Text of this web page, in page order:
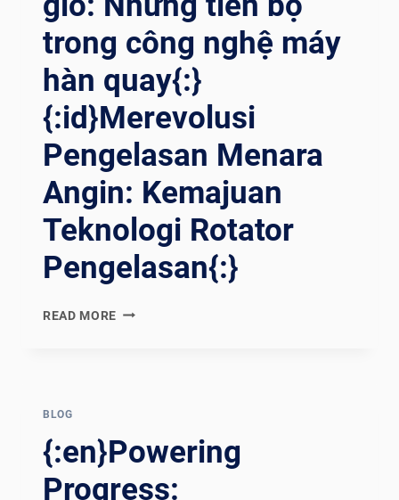
trong công nghệ máy
hàn quay{:}
{:id}Merevolusi
Pengelasan Menara
Angin: Kemajuan
Teknologi Rotator
Pengelasan{:}
READ MORE {:EN}REVOLUTIONIZING
ROTATOR
{:ES}REVOLUCIONANDO
BLOG
{:en}Powering
Progress: